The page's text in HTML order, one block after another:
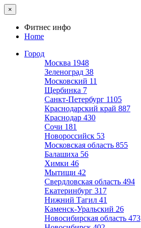
×
Фитнес инфо
Home
Город
Москва 1948
Зеленоград 38
Московский 11
Щербинка 7
Санкт-Петербург 1105
Краснодарский край 887
Краснодар 430
Сочи 181
Новороссийск 53
Московская область 855
Балашиха 56
Химки 46
Мытищи 42
Свердловская область 494
Екатеринбург 317
Нижний Тагил 41
Каменск-Уральский 26
Новосибирская область 473